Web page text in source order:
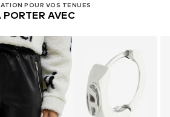
POUR VOS TENUES
PORTER AVEC